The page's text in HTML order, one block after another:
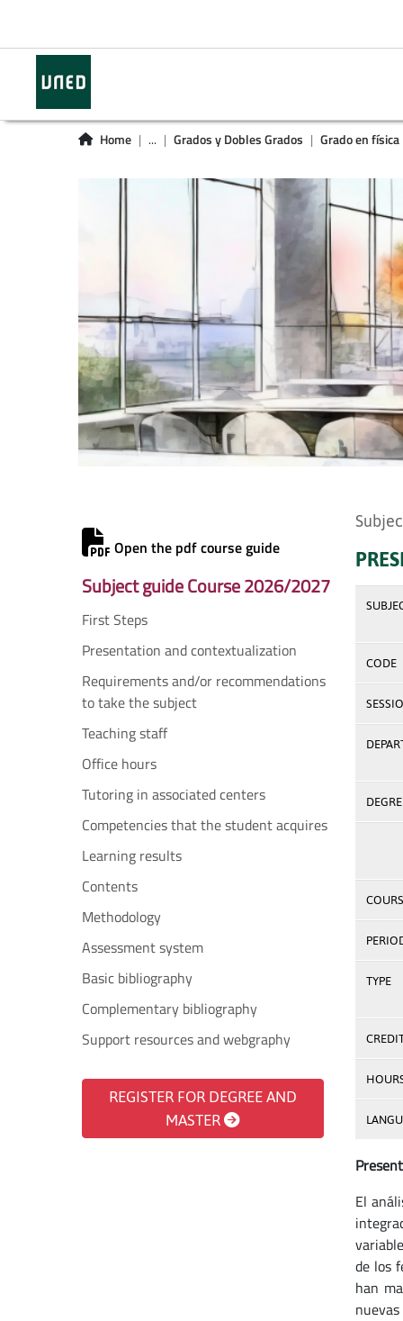
Home ... Grados y Dobles Grados Grado en física
Open the pdf course guide
Subject guide Course 2026/2027
First Steps
Presentation and contextualization
Requirements and/or recommendations
to take the subject
Teaching staff
Office hours
Tutoring in associated centers
Competencies that the student acquires
Learning results
Contents
Methodology
Assessment system
Basic bibliography
Complementary bibliography
Support resources and webgraphy
REGISTER FOR DEGREE AND
MASTER
CODE
TYPE
El
de los
han